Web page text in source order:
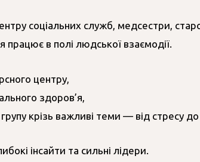
соціальних служб, медсестри,
в полі людської взаємодії.
центру,
здоров’я,
крізь важливі теми — від стресу до
інсайти та сильні лідери.